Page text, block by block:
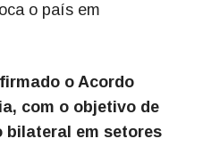
o país em
o Acordo
com o objetivo de
bilateral em setores